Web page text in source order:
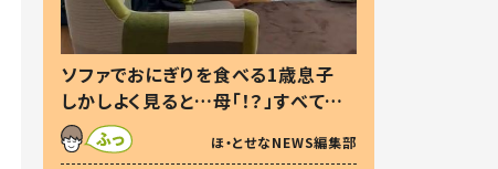
ソファでおにぎりを食べる1歳息子
しかしよく見ると…母「！？」すべてを
察した母の投稿に「可愛いから許
す！」「現行犯〜」
ほ・とせなNEWS編集部